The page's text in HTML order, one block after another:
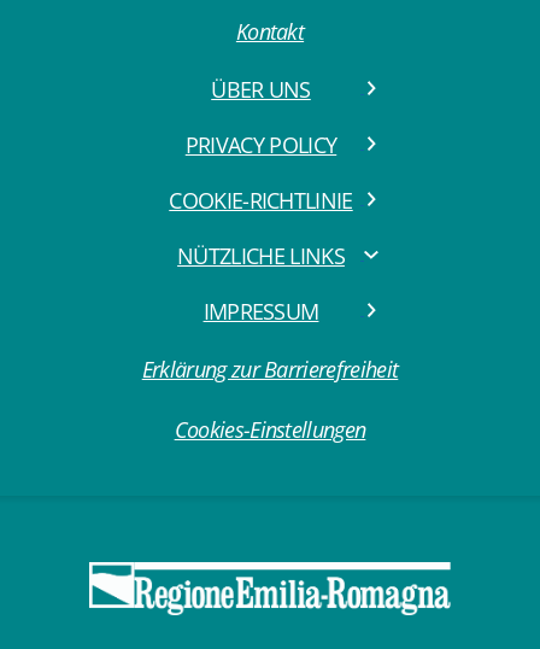
Kontakt
ÜBER UNS
PRIVACY POLICY
COOKIE-RICHTLINIE
NÜTZLICHE LINKS
IMPRESSUM
Erklärung zur Barrierefreiheit
Cookies-Einstellungen